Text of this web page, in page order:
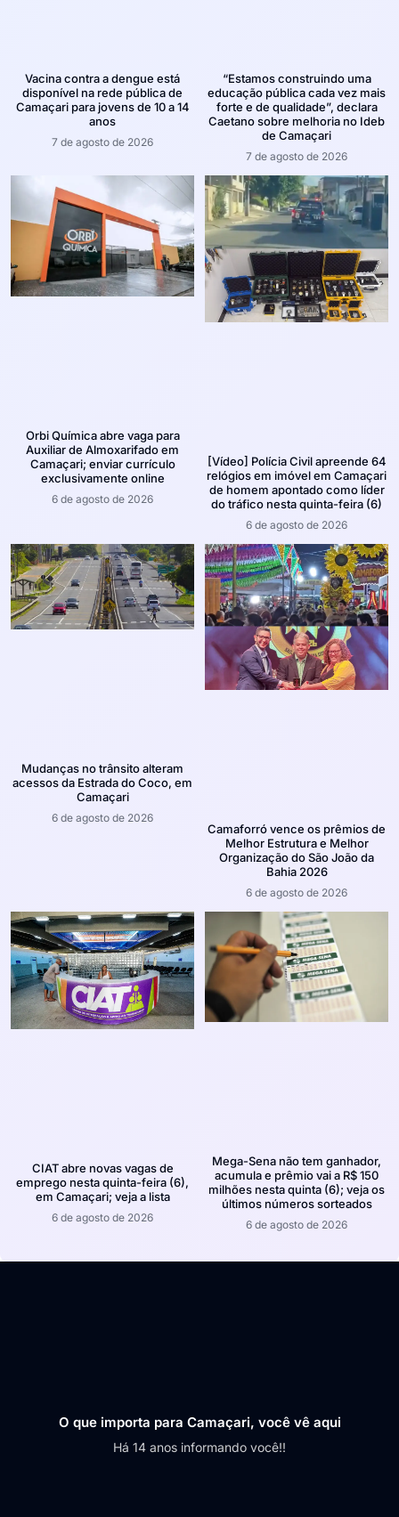
Vacina contra a dengue está
disponível na rede pública de
Camaçari para jovens de 10 a 14
anos
7 de agosto de 2026
“Estamos construindo uma
educação pública cada vez mais
forte e de qualidade”, declara
Caetano sobre melhoria no Ideb
de Camaçari
7 de agosto de 2026
Orbi Química abre vaga para
Auxiliar de Almoxarifado em
Camaçari; enviar currículo
exclusivamente online
6 de agosto de 2026
[Vídeo] Polícia Civil apreende 64
relógios em imóvel em Camaçari
de homem apontado como líder
do tráfico nesta quinta-feira (6)
6 de agosto de 2026
Mudanças no trânsito alteram
acessos da Estrada do Coco, em
Camaçari
6 de agosto de 2026
Camaforró vence os prêmios de
Melhor Estrutura e Melhor
Organização do São João da
Bahia 2026
6 de agosto de 2026
CIAT abre novas vagas de
emprego nesta quinta-feira (6),
em Camaçari; veja a lista
6 de agosto de 2026
Mega-Sena não tem ganhador,
acumula e prêmio vai a R$ 150
milhões nesta quinta (6); veja os
últimos números sorteados
6 de agosto de 2026
O que importa para Camaçari, você vê aqui
Há 14 anos informando você!!